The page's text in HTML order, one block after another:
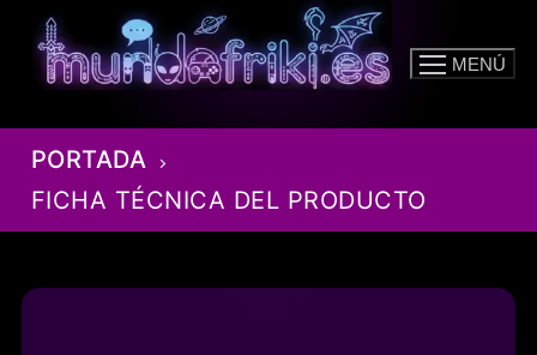
contenido
MENÚ
PORTADA
FICHA TÉCNICA DEL PRODUCTO